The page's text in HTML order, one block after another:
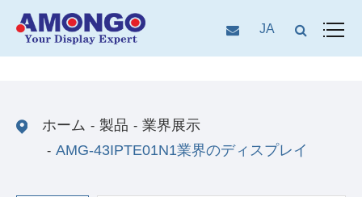
JA
ホーム 製品
業界展示
AMG-43IPTE01N1業界のディスプレイ